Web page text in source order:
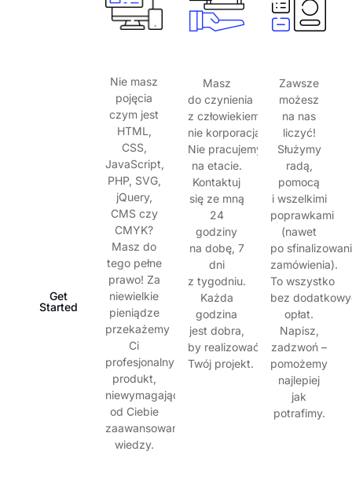
rekomendacją
jednocześnie.
Get
Started
Nie masz
pojęcia
czym jest
HTML,
CSS,
JavaScript,
PHP, SVG,
jQuery,
CMS czy
CMYK?
Masz do
tego pełne
prawo! Za
niewielkie
pieniądze
przekażemy
Ci
profesjonalny
produkt,
niewymagający
od Ciebie
zaawansowanej
wiedzy.
Masz
do czynienia
z człowiekiem,
nie korporacją.
Nie pracujemy
na etacie.
Kontaktuj
się ze mną
24
godziny
na dobę, 7
dni
z tygodniu.
Każda
godzina
jest dobra,
by realizować
Twój projekt.
Zawsze
możesz
na nas
liczyć!
Służymy
radą,
pomocą
i wszelkimi
poprawkami
(nawet
po
zamówienia).
To wszystko
bez
opłat.
Napisz,
zadzwoń –
pomożemy
najlepiej
jak
potrafimy.